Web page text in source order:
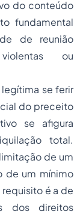
do conteúdo
fundamental
de reunião
ou
legítima se ferir
do preceito
se afigura
total.
de um
de um mínimo
é a de
dos direitos